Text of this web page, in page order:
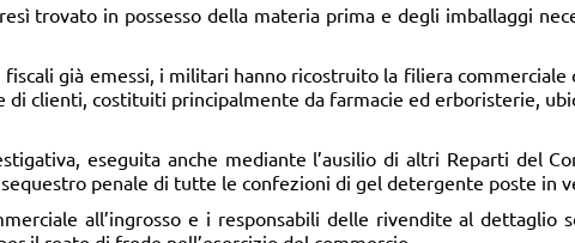
trovato in possesso della materia prima e degli imballaggi
già emessi, i militari hanno ricostruito la filiera commerciale
di clienti, costituiti principalmente da farmacie ed erboristerie,
eseguita anche mediante l’ausilio di altri Reparti del
penale di tutte le confezioni di gel detergente poste in
all’ingrosso e i responsabili delle rivendite al dettaglio